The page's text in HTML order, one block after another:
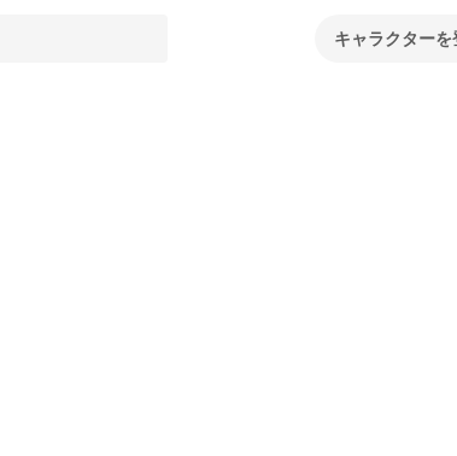
キャラクターを